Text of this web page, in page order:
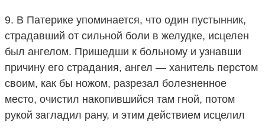
9. В Патерике упоминается, что один пустынник,
страдавший от сильной боли в желудке, исцелен
был ангелом. Пришедши к больному и узнавши
причину его страдания, ангел — ханитель перстом
своим, как бы ножом, разрезал болезненное
место, очистил накопившийся там гной, потом
рукой загладил рану, и этим действием исцелил